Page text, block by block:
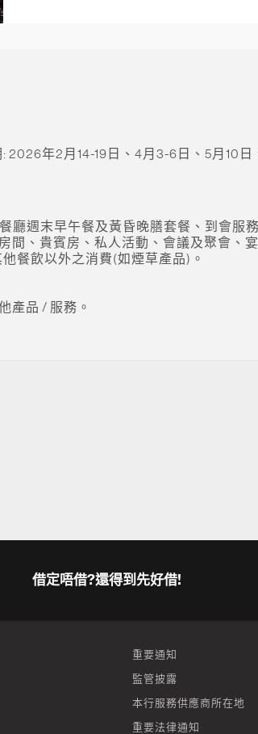
年2月14-19日、4月3-6日、5月10日
廳週末早午餐及黃昏晚膳套餐、到會服
、貴賓房、私人活動、會議及聚會、
餐飲以外之消費(如煙草產品)。
產品 / 服務。
借定唔借?還得到先好借!
重要通知
監管披露
本行服務供應商所在地
重要法律通知